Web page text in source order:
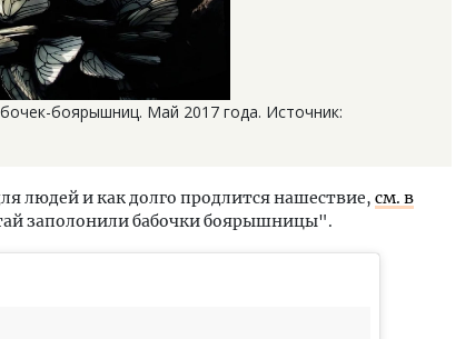
боярышниц. Май 2017 года. Источник:
людей и как долго продлится нашествие, см. в
заполонили бабочки боярышницы".